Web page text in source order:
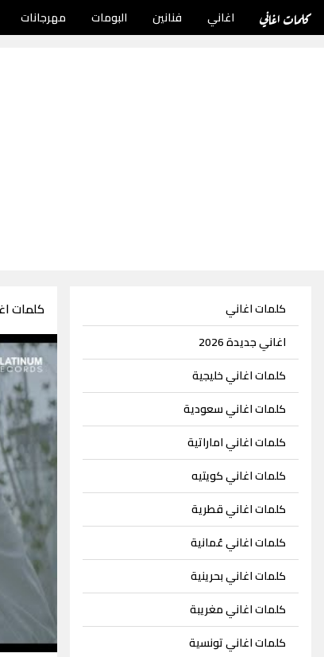
كلمات اغاني اغاني فنانين البومات مهرجانات
كلمات اغاني
اغاني جديدة 2026
كلمات اغاني خليجية
كلمات اغاني سعودية
كلمات اغاني اماراتية
كلمات اغاني كويتيه
كلمات اغاني قطرية
كلمات اغاني عُمانية
كلمات اغاني بحرينية
كلمات اغاني مغريبة
كلمات اغاني تونسية
كلمات